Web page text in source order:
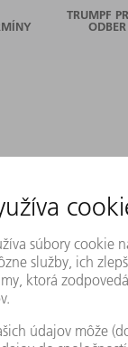
TRUMPF
NOVINIEK
ÚDAJOV